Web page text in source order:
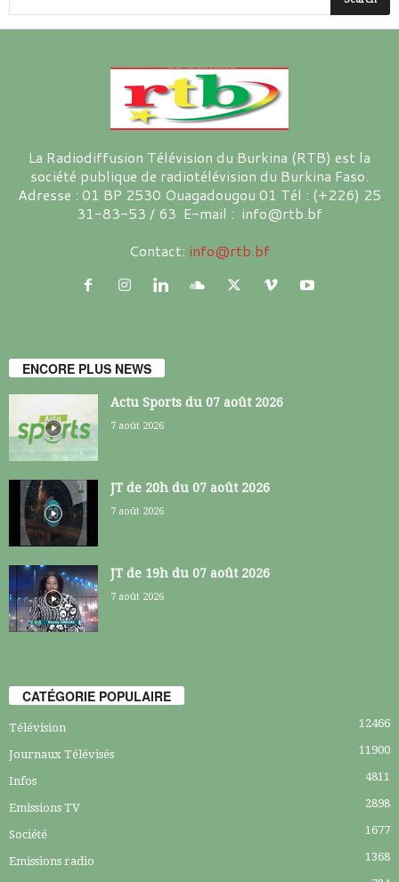
La Radiodiffusion Télévision du Burkina (RTB) est la
société publique de radiotélévision du Burkina Faso.
Adresse : 01 BP 2530 Ouagadougou 01 Tél : (+226) 25
31-83-53 / 63 E-mail : info@rtb.bf
Contact: info@rtb.bf
ENCORE PLUS NEWS
Actu Sports du 07 août 2026
7 août 2026
JT de 20h du 07 août 2026
7 août 2026
JT de 19h du 07 août 2026
7 août 2026
CATÉGORIE POPULAIRE
Télévision 12466
Journaux Télévisés 11900
Infos 4811
Emissions TV 2898
Société 1677
Emissions radio 1368